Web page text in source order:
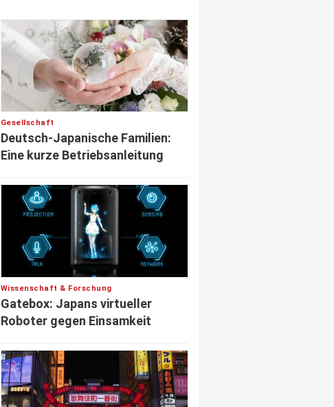
Gesellschaft
Deutsch-Japanische Familien:
Eine kurze Betriebsanleitung
Wissenschaft & Forschung
Gatebox: Japans virtueller
Roboter gegen Einsamkeit